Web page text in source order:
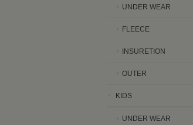
UNDER WEAR
FLEECE
INSURETION
OUTER
KIDS
UNDER WEAR